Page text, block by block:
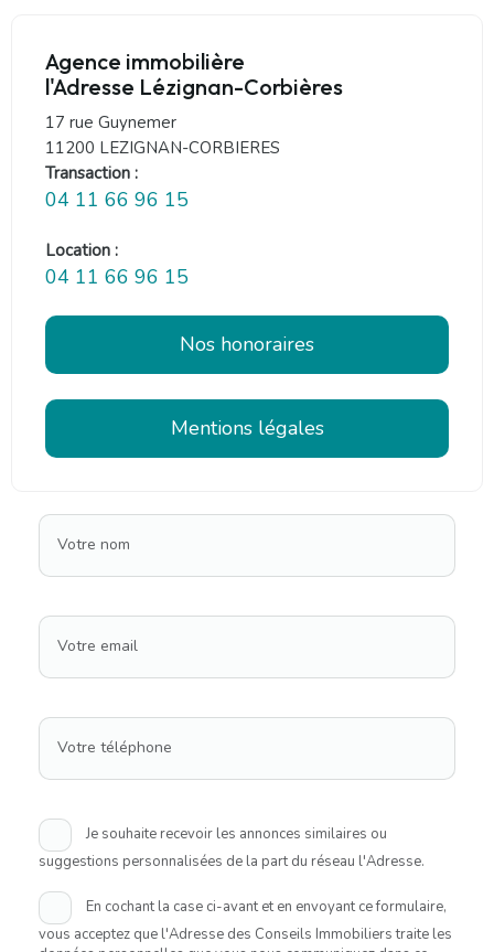
Agence immobilière
l'Adresse Lézignan-Corbières
17 rue Guynemer
11200 LEZIGNAN-CORBIERES
Transaction :
04 11 66 96 15
Location :
04 11 66 96 15
Nos honoraires
Mentions légales
Votre nom
Votre email
Votre téléphone
Je souhaite recevoir les annonces similaires ou
suggestions personnalisées de la part du réseau l'Adresse.
En cochant la case ci-avant et en envoyant ce formulaire,
vous acceptez que l'Adresse des Conseils Immobiliers traite les